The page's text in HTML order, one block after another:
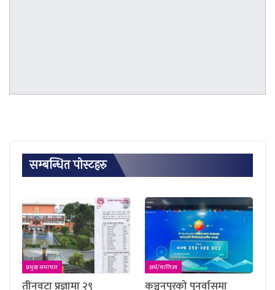
सम्बन्धित पाेस्टहरु
प्रमुख समाचार
तीनवटा प्रज्ञामा २९
अर्थ/वाणिज्य
कञ्चनपुरको पुनर्वासमा